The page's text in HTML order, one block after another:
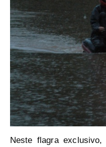
Nesteflagra exclusivo,